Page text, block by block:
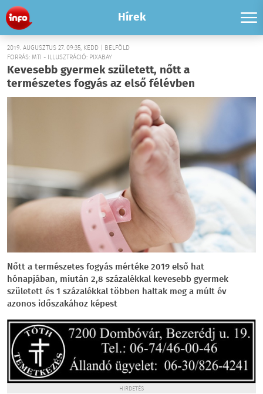
Hírek
2019. AUGUSZTUS 27. 09:35, KEDD | BELFÖLD
FORRÁS: MTI - ILLUSZTRÁCIÓ: PIXABAY
Kevesebb gyermek született, nőtt a
természetes fogyás az első félévben
Nőtt a természetes fogyás mértéke 2019 első hat
hónapjában, miután 2,8 százalékkal kevesebb gyermek
született és 1 százalékkal többen haltak meg a múlt év
azonos időszakához képest
HIRDETÉS